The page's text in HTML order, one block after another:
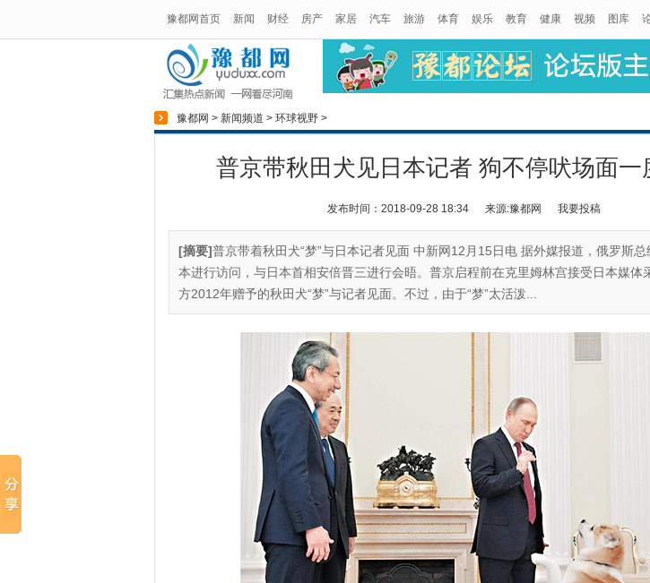
豫都网首页 新闻 财经 房产 家居 汽车 旅游 体育 娱乐 教育 健康 视频 图库
豫都网 > 新闻频道 > 环球视野 >
普京带秋田犬见日本记者 狗不停吠场面一
发布时间：2018-09-28 18:34 来源:豫都网 我要投稿
[摘要]普京带着秋田犬“梦”与日本记者见面 中新网12月15日电 据外媒报道，俄罗斯
本进行访问，与日本首相安倍晋三进行会晤。普京启程前在克里姆林宫接受日本媒体
方2012年赠予的秋田犬“梦”与记者见面。不过，由于“梦”太活泼...